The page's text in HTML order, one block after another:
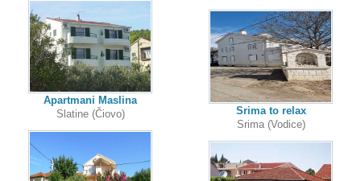
Apartmani Maslina
Slatine (Čiovo)
Srima to relax
Srima (Vodice)